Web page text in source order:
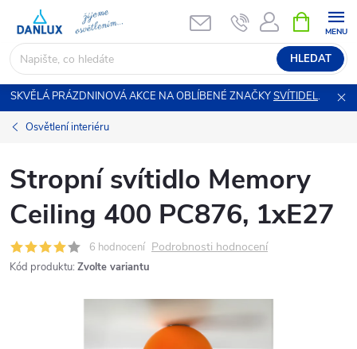
obsah
HLEDAT
NÁKUPNÍ
KOŠÍK
SKVĚLÁ PRÁZDNINOVÁ AKCE NA OBLÍBENÉ ZNAČKYSVÍTIDEL.
Osvětlení interiéru
Stropní svítidlo Memory
Ceiling 400 PC876, 1xE27
6 hodnocení Podrobnosti hodnocení
Kód produktu: Zvolte variantu